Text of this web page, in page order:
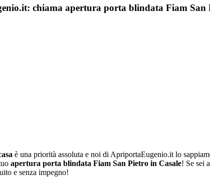
chiama apertura porta blindata Fiam San
è una priorità assoluta e noi di ApriportaEugenio.it lo
apertura porta blindata Fiam San Pietro in Casale! Se sei
e senza impegno!